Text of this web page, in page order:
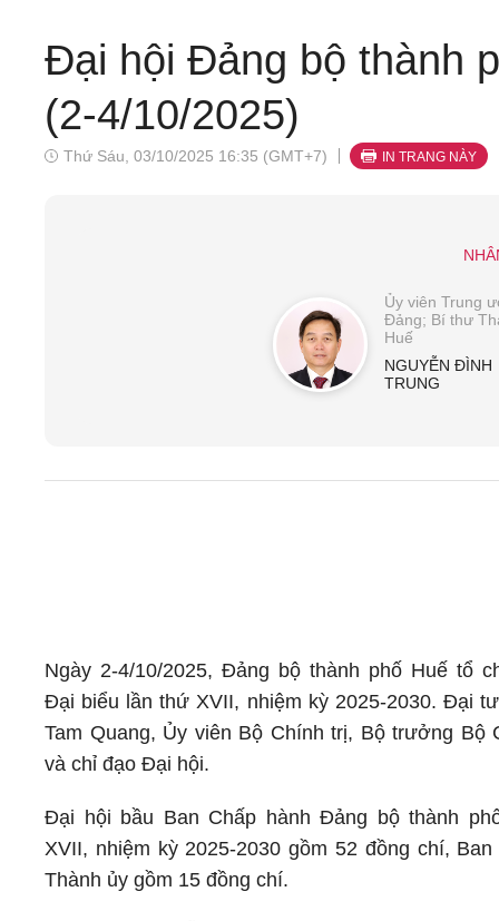
Đại hội Đảng bộ thành
(2-4/10/2025)
Thứ Sáu, 03/10/2025 16:35 (GMT+7) IN TRANG NÀY
Ủy viên Trung
Đảng; Bí thư
Huế
NGUYỄN ĐÌNH
TRUNG
Ngày 2-4/10/2025, Đảng bộ thành phố Huế tổ
Đại biểu lần thứ XVII, nhiệm kỳ 2025-2030. Đại
Tam Quang, Ủy viên Bộ Chính trị, Bộ trưởng Bộ
và chỉ đạo Đại hội.
Đại hội bầu Ban Chấp hành Đảng bộ thành
XVII, nhiệm kỳ 2025-2030 gồm 52 đồng chí,
Thành ủy gồm 15 đồng chí.